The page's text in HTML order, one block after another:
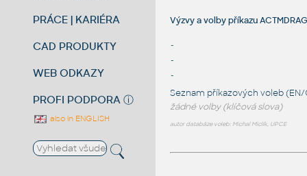
PRÁCE | KARIÉRA
CAD PRODUKTY
WEB ODKAZY
PROFI PODPORA ⓘ
also in ENGLISH
Výzvy a volby příkazu
-
-
-
Seznam příkazových voleb (EN/
žádné volby (klíčová slova)
autor databáze voleb: Michal Miclík, UPCE